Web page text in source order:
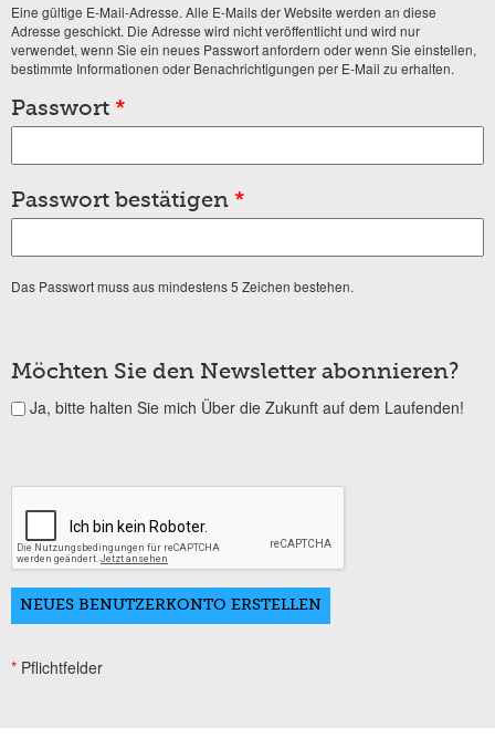
Eine gültige E-Mail-Adresse. Alle E-Mails der Website werden an diese
Adresse geschickt. Die Adresse wird nicht veröffentlicht und wird nur
verwendet, wenn Sie ein neues Passwort anfordern oder wenn Sie einstellen,
bestimmte Informationen oder Benachrichtigungen per E-Mail zu erhalten.
Passwort *
Passwort bestätigen *
Das Passwort muss aus mindestens 5 Zeichen bestehen.
Möchten Sie den Newsletter abonnieren?
Ja, bitte halten Sie mich Über die Zukunft auf dem Laufenden!
* Pflichtfelder